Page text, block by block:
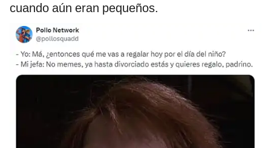
cuando aún eran pequeños.